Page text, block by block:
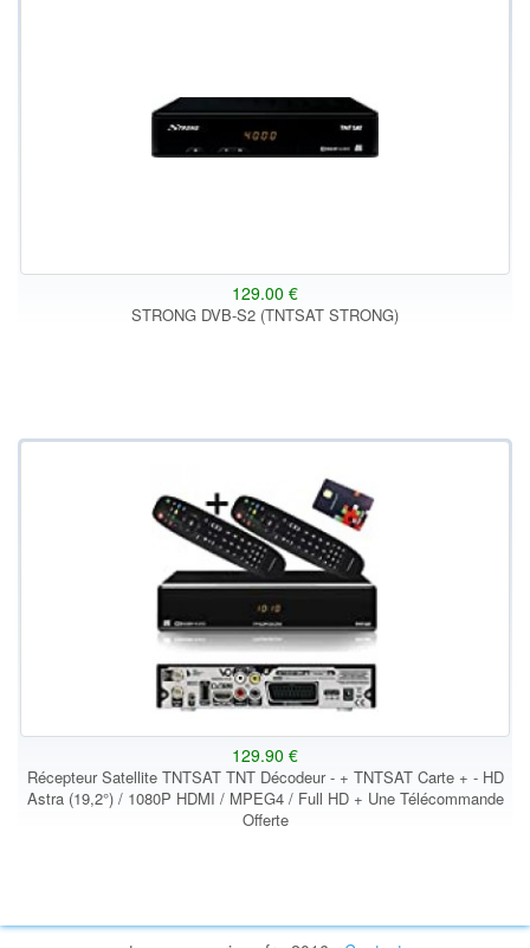
129.00 €
STRONG DVB-S2 (TNTSAT STRONG)
129.90 €
Récepteur Satellite TNTSAT TNT Décodeur - + TNTSAT Carte + - HD
Astra (19,2°) / 1080P HDMI / MPEG4 / Full HD + Une Télécommande
Offerte